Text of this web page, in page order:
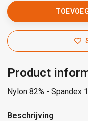
Product
Nylon 82% - Spandex
Beschrijving